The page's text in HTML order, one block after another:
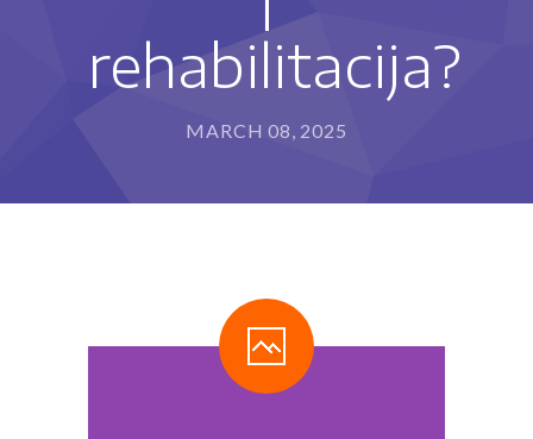
-- Programi edukativne terapije
rukopisa (IET-P®)
-- Stimulacija razvoja deteta
rehabilitacija?
MARCH 08, 2025